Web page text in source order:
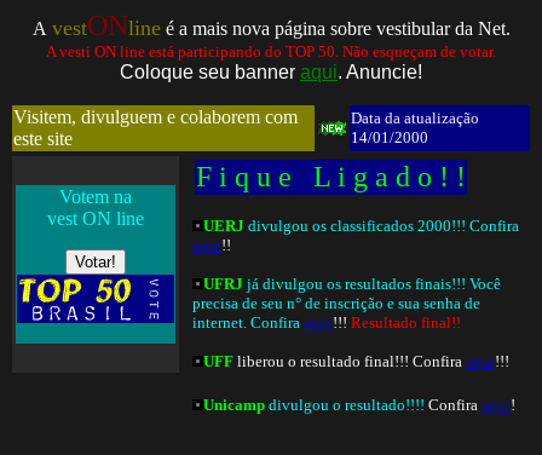
A vestONline é a mais nova página sobre vestibular da Net.
A vesti ON line está participando do TOP 50. Não esqueçam de votar.
Coloque seu banner aqui. Anuncie!
Visitem, divulguem e colaborem com
este site
Data da atualização
14/01/2000
Votem na
vest ON line
F i q u e L i g a d o ! !
UERJ divulgou os classificados 2000!!! Confira
aqui!!
UFRJ já divulgou os resultados finais!!! Você
precisa de seu n° de inscrição e sua senha de
internet. Confira aqui!!! Resultado final!!
UFF liberou o resultado final!!! Confira aqui!!!
Unicamp divulgou o resultado!!!! Confira aqui!